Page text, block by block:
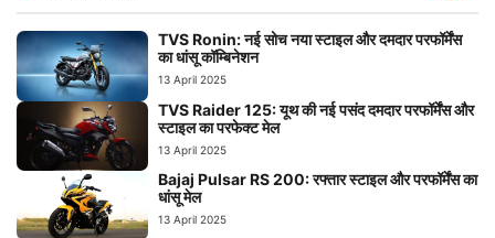
TVS Ronin: नई सोच नया स्टाइल और दमदार परफॉर्मेंस
का धांसू कॉम्बिनेशन
13 April 2025
TVS Raider 125: यूथ की नई पसंद दमदार परफॉर्मेंस और
स्टाइल का परफेक्ट मेल
13 April 2025
Bajaj Pulsar RS 200: रफ्तार स्टाइल और परफॉर्मेंस का
धांसू मेल
13 April 2025